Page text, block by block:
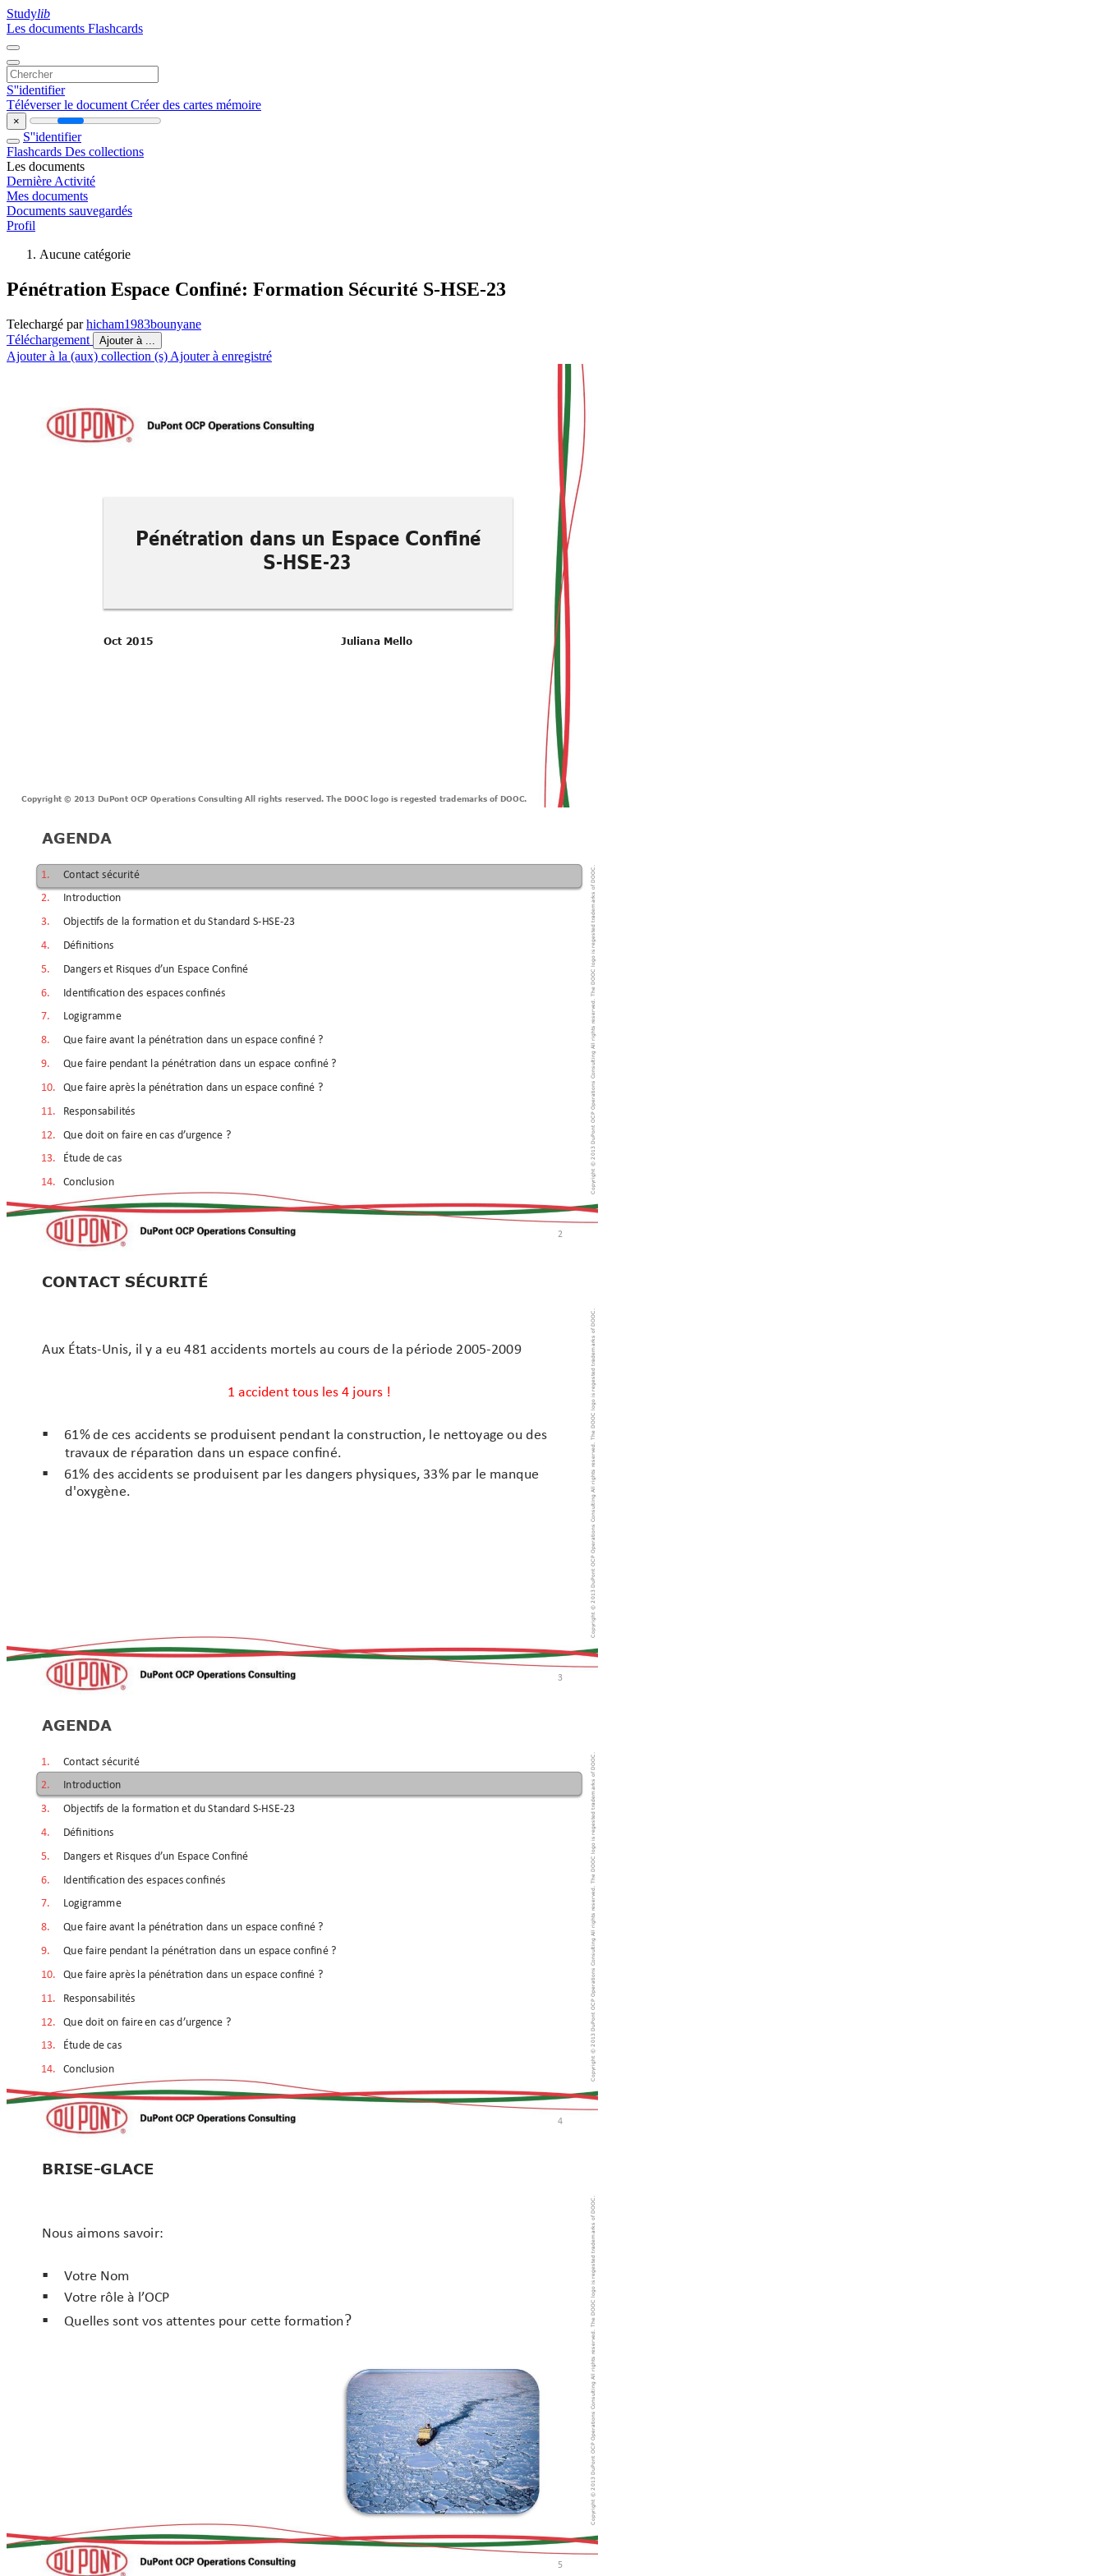
Studylib
Les documents Flashcards
S''identifier
Téléverser le document Créer des cartes mémoire
×
S''identifier
Flashcards Des collections
Les documents
Dernière Activité
Mes documents
Documents sauvegardés
Profil
Aucune catégorie
Pénétration Espace Confiné: Formation Sécurité S-HSE-23
Telechargé parhicham1983bounyane
Téléchargement
Ajouter à ...
Ajouter à la (aux) collection (s) Ajouter à enregistré
Copyright © 2013 DuPont OCP Operations Consulting All rights reserved. The DOOC logo is regested trademarks of DOOC.
Oct 2015
Pénétration dans un Espace Confiné
S-HSE-23
Juliana Mello
Copyright © 201
3 DuPont OCP Operations Consulting All rights
reserved. The DOOC logo is regested t
rademarks of DOOC.
AGENDA
1. Contact sécurité
2. Introduction
3. Objectifs de la formation et du Standard S-HSE-23
4. Définitions
5. Dangers et Risques d’un Espace Confiné
6. Identification des espaces confinés
7. Logigramme
8. Que faire avant la pénétration dans un espace confiné ?
9. Que faire pendant la pénétration dans un espace confiné ?
10. Que faire après la pénétration dans un espace confiné ?
11. Responsabilités
12. Que doit on faire en cas d’urgence ?
13. Étude de cas
14. Conclusion
2
Copyright © 201
3 DuPont OCP Operations Consulting All rights
reserved. The DOOC logo is regested t
rademarks of DOOC.
CONTACT SÉCURITÉ
Aux États-Unis, il y a eu 481 accidents mortels au cours de la période 2005-2009
1 accident tous les 4 jours !
 61% de ces accidents se produisent pendant la construction, le nettoyage ou des
travaux de réparation dans un espace confiné.
 61% des accidents se produisent par les dangers physiques, 33% par le manque
d'oxygène.
3
Copyright © 201
3 DuPont OCP Operations Consulting All rights
reserved. The DOOC logo is regested t
rademarks of DOOC.
AGENDA
1. Contact sécurité
2. Introduction
3. Objectifs de la formation et du Standard S-HS E-23
4. Définitions
5. Dangers et Risques d’un Espace Confiné
6. Identification des espaces confinés
7. Logigramme
8. Que faire avant la pénétration dans un espace confiné ?
9. Que faire pendant la pénétration dans un espace confiné ?
10. Que faire après la pénétration dans un espace confiné ?
11. Responsabilités
12. Que doit on faire en cas d’urgence ?
13. Étude de cas
14. Conclusion
4
Copyright © 201
3 DuPont OCP Operations Consulting All rights
reserved. The DOOC logo is regested t
rademarks of DOOC.
BRISE-GLACE
Nous aimons savoir:
Votre Nom
Votre rôle à l’OCP
 Quelles sont vos attentes pour cette formation?
5